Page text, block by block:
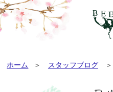
ホーム スタッフブログ